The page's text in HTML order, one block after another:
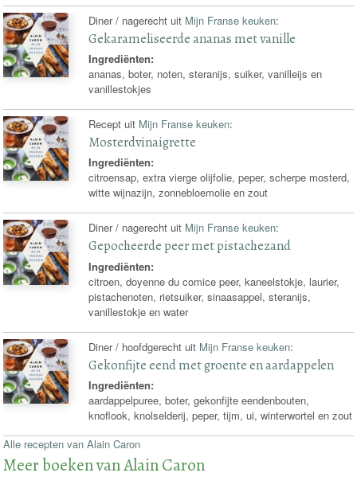
Diner / nagerecht uit Mijn Franse keuken:
Gekarameliseerde ananas met vanille
Ingrediënten:
ananas, boter, noten, steranijs, suiker, vanilleijs en
vanillestokjes
Recept uit Mijn Franse keuken:
Mosterdvinaigrette
Ingrediënten:
citroensap, extra vierge olijfolie, peper, scherpe mosterd,
witte wijnazijn, zonnebloemolie en zout
Diner / nagerecht uit Mijn Franse keuken:
Gepocheerde peer met pistachezand
Ingrediënten:
citroen, doyenne du comice peer, kaneelstokje, laurier,
pistachenoten, rietsuiker, sinaasappel, steranijs,
vanillestokje en water
Diner / hoofdgerecht uit Mijn Franse keuken:
Gekonfijte eend met groente en aardappelen
Ingrediënten:
aardappelpuree, boter, gekonfijte eendenbouten,
knoflook, knolselderij, peper, tijm, ui, winterwortel en zout
Alle recepten van Alain Caron
Meer boeken van Alain Caron